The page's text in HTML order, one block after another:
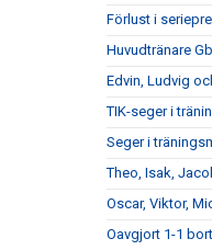
Förlust i
Huvudtränare
Edvin, Ludvig
TIK-seger i
Seger i
Theo, Isak,
Oscar, Viktor,
Oavgjort 1-1